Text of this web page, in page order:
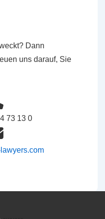
Dann
uns darauf, Sie
73 13 0